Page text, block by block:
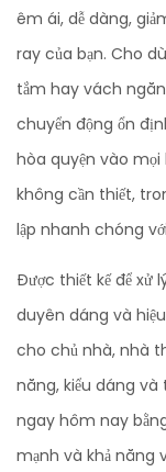
êm ái, dễ dàng,
ray của bạn. Cho
tắm hay vách
chuyển động ổn
hòa quyện vào
không cần thiết,
lập nhanh chóng
Được thiết kế để xử
duyên dáng và
cho chủ nhà, nhà
năng, kiểu dáng và
ngay hôm nay
mạnh và khả năng